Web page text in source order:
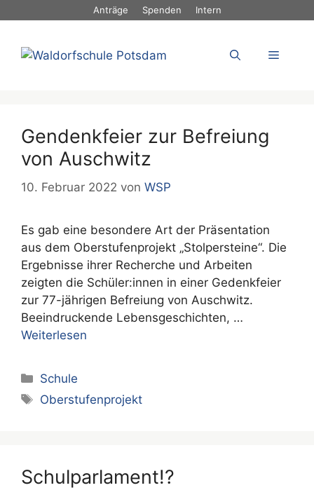
Anträge Spenden Intern
Menü
Gendenkfeier zur Befreiung
von Auschwitz
10. Februar 2022 von WSP
Es gab eine besondere Art der Präsentation
aus dem Oberstufenprojekt „Stolpersteine“. Die
Ergebnisse ihrer Recherche und Arbeiten
zeigten die Schüler:innen in einer Gedenkfeier
zur 77-jährigen Befreiung von Auschwitz.
Beeindruckende Lebensgeschichten, …
Weiterlesen
Kategorien
Schule
Schlagwörter
Oberstufenprojekt
Schulparlament!?